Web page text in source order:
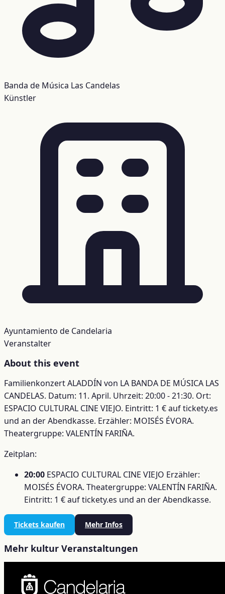
Banda de Música Las Candelas
Künstler
Ayuntamiento de Candelaria
Veranstalter
About this event
Familienkonzert ALADDÍN von LA BANDA DE MÚSICA LAS
CANDELAS. Datum: 11. April. Uhrzeit: 20:00 - 21:30. Ort:
ESPACIO CULTURAL CINE VIEJO. Eintritt: 1 € auf tickety.es
und an der Abendkasse. Erzähler: MOISÉS ÉVORA.
Theatergruppe: VALENTÍN FARIÑA.
Zeitplan:
20:00 ESPACIO CULTURAL CINE VIEJO Erzähler:
MOISÉS ÉVORA. Theatergruppe: VALENTÍN FARIÑA.
Eintritt: 1 € auf tickety.es und an der Abendkasse.
Tickets kaufen Mehr Infos
Mehr kultur Veranstaltungen